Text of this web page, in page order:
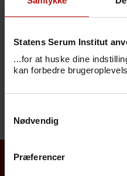
Statens Serum Institut
...for at huske dine
kan forbedre
Nødvendig
Præferencer